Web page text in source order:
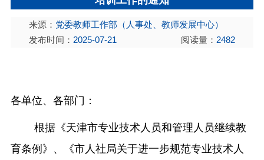
机构设置
中外交流
招生就业
校园文化
来源： 党委教师工作部（人事处、教师发展中心）
发布时间： 2025-07-21 阅读量： 2482
各单位、各部门：
根据《天津市专业技术人员和管理人员继续教
育条例》、《市人社局关于进一步规范专业技术人